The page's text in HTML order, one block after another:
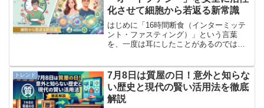
化させて細胞から若返る新常識
はじめに「16時間断食（インターミッテ
ント・ファスティング）」という言葉
を、一度は耳にしたことがあるのではな
させる健康法として、今や世界中で大ブ
ームとなっています。しか...
トレンド
7月8日は質屋の日！意外と知らな
い歴史と現代の賢い活用法を徹底
解説